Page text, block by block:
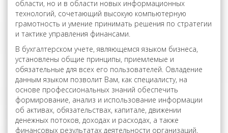
области, но и в области новых информационных
технологий, сочетающий высокую компьютерную
грамотность и умение принимать решения по стратегии
и тактике управления финансами.
В бухгалтерском учете, являющемся языком бизнеса,
установлены общие принципы, приемлемые и
обязательные для всех его пользователей. Овладение
данным языком позволит Вам, как специалисту, на
основе профессиональных знаний обеспечить
формирование, анализ и использование информации
об активах, обязательствах, капитале, движении
денежных потоков, доходах и расходах, а также
финансовых результатах деятельности организаций,